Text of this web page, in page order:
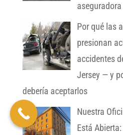
aseguradora
Por qué las
presionan
accidentes
Jersey — y
debería aceptarlos
Nuestra
Está